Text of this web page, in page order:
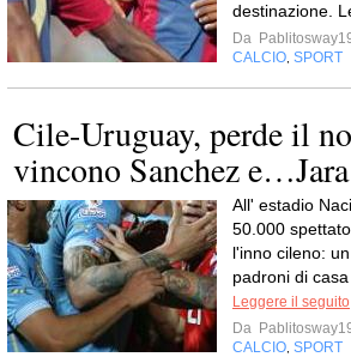
destinazione.
Da
CALCIO SPORT
Cile-Uruguay, perde il
vincono Sanchez e…Jara
All' estadio
50.000
l'inno cileno:
padroni di
Leggere il seguito
Da
CALCIO SPORT